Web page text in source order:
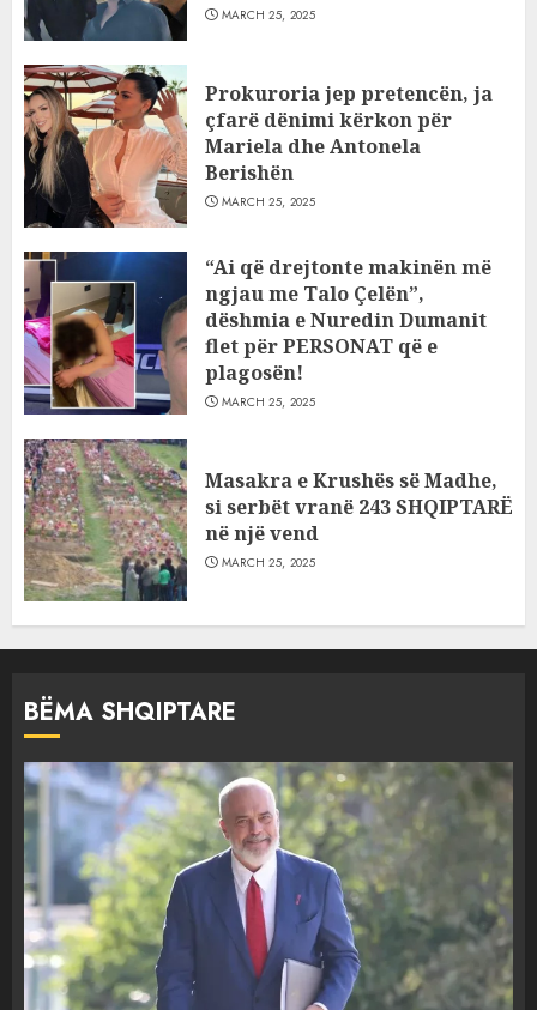
MARCH 25, 2025
Prokuroria jep pretencën, ja
çfarë dënimi kërkon për
Mariela dhe Antonela
Berishën
MARCH 25, 2025
“Ai që drejtonte makinën më
ngjau me Talo Çelën”,
dëshmia e Nuredin Dumanit
flet për PERSONAT që e
plagosën!
MARCH 25, 2025
Masakra e Krushës së Madhe,
si serbët vranë 243 SHQIPTARË
në një vend
MARCH 25, 2025
BËMA SHQIPTARE